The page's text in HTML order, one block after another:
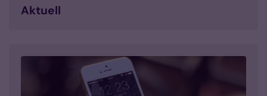
Aktuell